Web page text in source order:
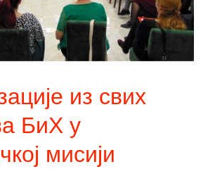
из свих
БиХ у
мисији